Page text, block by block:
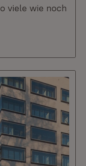
viele wie noch